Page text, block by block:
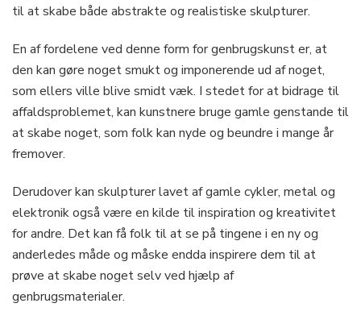
til at skabe både abstrakte og realistiske skulpturer.
En af fordelene ved denne form for genbrugskunst er, at
den kan gøre noget smukt og imponerende ud af noget,
som ellers ville blive smidt væk. I stedet for at bidrage til
affaldsproblemet, kan kunstnere bruge gamle genstande til
at skabe noget, som folk kan nyde og beundre i mange år
fremover.
Derudover kan skulpturer lavet af gamle cykler, metal og
elektronik også være en kilde til inspiration og kreativitet
for andre. Det kan få folk til at se på tingene i en ny og
anderledes måde og måske endda inspirere dem til at
prøve at skabe noget selv ved hjælp af
genbrugsmaterialer.